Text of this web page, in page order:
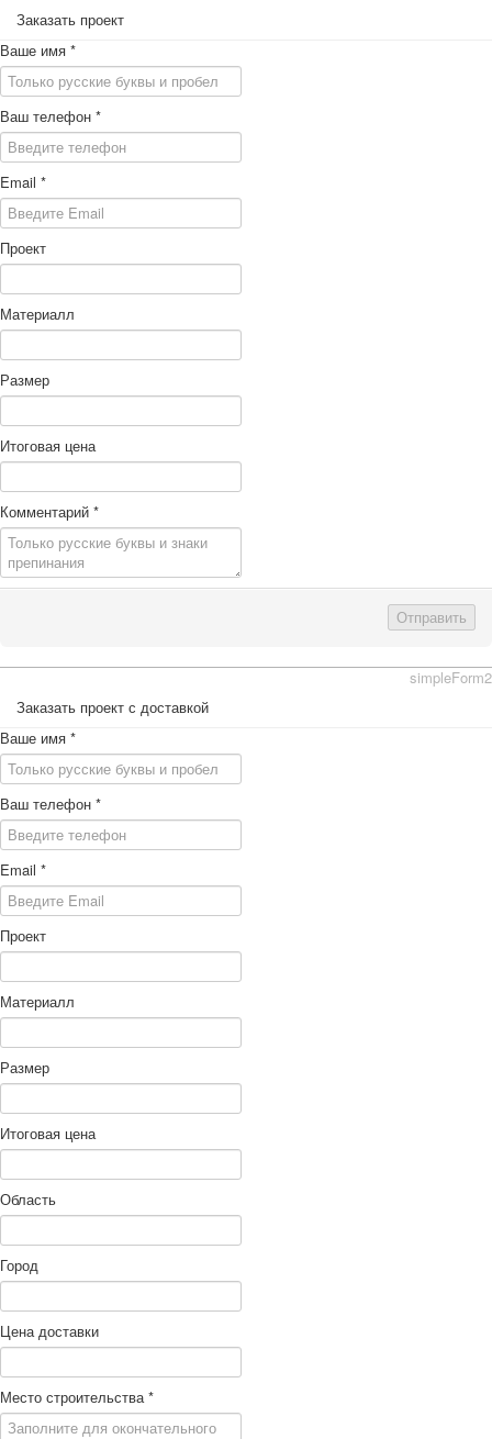
Заказать проект
Ваше имя *
Ваш телефон *
Email *
Проект
Материалл
Размер
Итоговая цена
Комментарий *
Отправить
simpleForm2
Заказать проект с доставкой
Ваше имя *
Ваш телефон *
Email *
Проект
Материалл
Размер
Итоговая цена
Область
Город
Цена доставки
Место строительства*